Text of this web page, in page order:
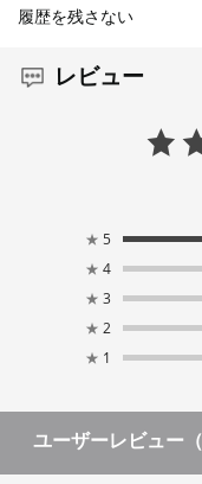
履歴を残さない
レビュー
★ 5
★ 4
★ 3
★ 2
★ 1
ユーザーレビュー